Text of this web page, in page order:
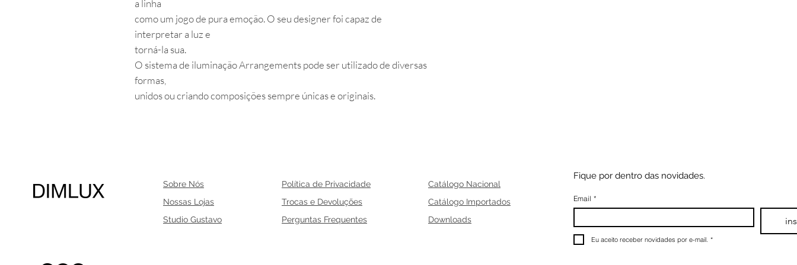
a linha
como um jogo de pura emoção. O seu designer foi capaz de
interpretar a luz e
torná-la sua.
O sistema de iluminação Arrangements pode ser utilizado de diversas
formas,
unidos ou criando composições sempre únicas e originais.
Sobre Nós
Nossas Lojas
Studio Gustavo
Política de Privacidade
Trocas e Devoluções
Perguntas Frequentes
Catálogo Nacional
Catálogo Importados
Downloads
Fique por dentro das novidades.
Email *
Eu aceito receber novidades por e-mail. *